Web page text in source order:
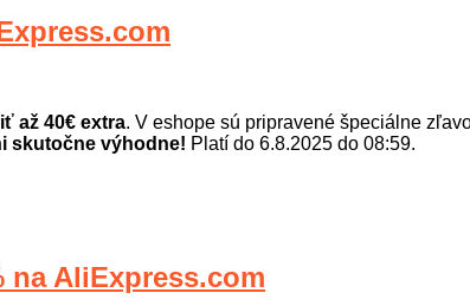
až 40€ extra. V eshope sú pripravené špeciálne
skutočne výhodne! Platí do 6.8.2025 do 08:59.
na AliExpress.com